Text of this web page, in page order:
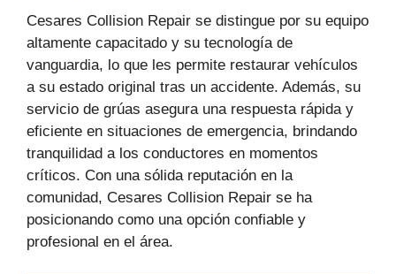
Cesares Collision Repair se distingue por su equipo
altamente capacitado y su tecnología de
vanguardia, lo que les permite restaurar vehículos
a su estado original tras un accidente. Además, su
servicio de grúas asegura una respuesta rápida y
eficiente en situaciones de emergencia, brindando
tranquilidad a los conductores en momentos
críticos. Con una sólida reputación en la
comunidad, Cesares Collision Repair se ha
posicionando como una opción confiable y
profesional en el área.